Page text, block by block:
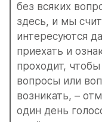
без всяких
здесь, и мы
интересуются
приехать и
проходит,
вопросы или
возникать, –
один день